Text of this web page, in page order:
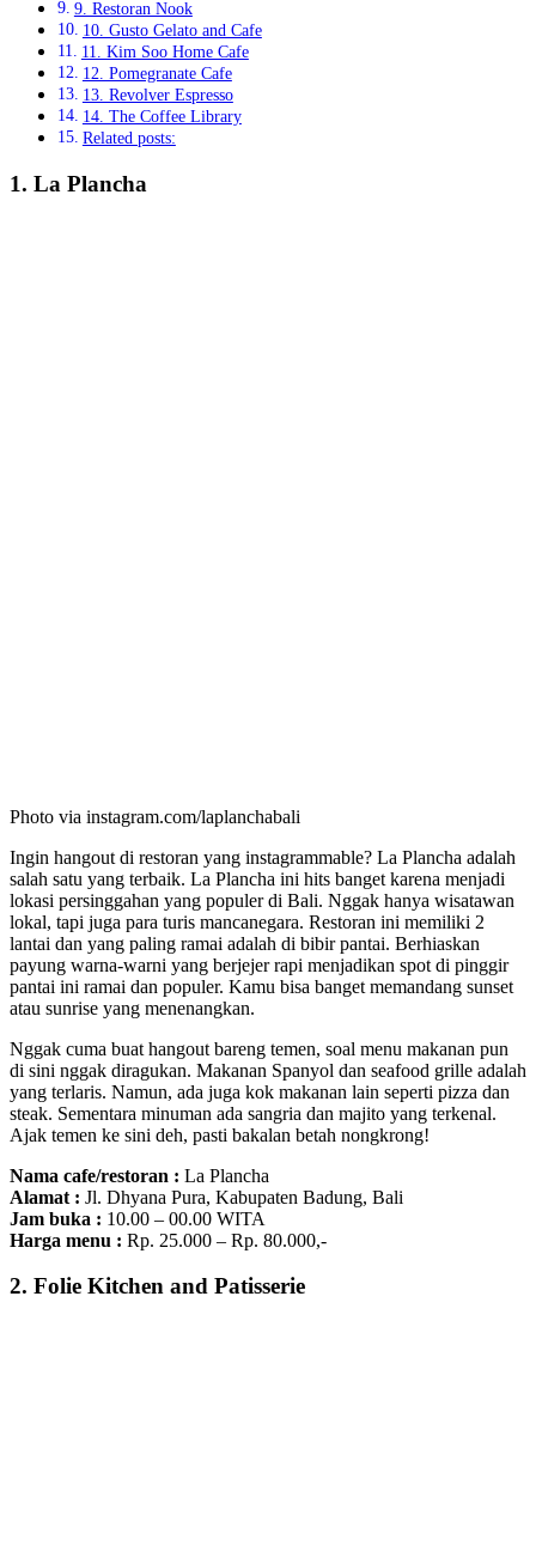
9. Restoran Nook
10. Gusto Gelato and Cafe
11. Kim Soo Home Cafe
12. Pomegranate Cafe
13. Revolver Espresso
14. The Coffee Library
Related posts:
1. La Plancha
Photo via instagram.com/laplanchabali
Ingin hangout di restoran yang instagrammable? La Plancha adalah
salah satu yang terbaik. La Plancha ini hits banget karena menjadi
lokasi persinggahan yang populer di Bali. Nggak hanya wisatawan
lokal, tapi juga para turis mancanegara. Restoran ini memiliki 2
lantai dan yang paling ramai adalah di bibir pantai. Berhiaskan
payung warna-warni yang berjejer rapi menjadikan spot di pinggir
pantai ini ramai dan populer. Kamu bisa banget memandang sunset
atau sunrise yang menenangkan.
Nggak cuma buat hangout bareng temen, soal menu makanan pun
di sini nggak diragukan. Makanan Spanyol dan seafood grille adalah
yang terlaris. Namun, ada juga kok makanan lain seperti pizza dan
steak. Sementara minuman ada sangria dan majito yang terkenal.
Ajak temen ke sini deh, pasti bakalan betah nongkrong!
Nama cafe/restoran : La Plancha
Alamat : Jl. Dhyana Pura, Kabupaten Badung, Bali
Jam buka : 10.00 – 00.00 WITA
Harga menu : Rp. 25.000 – Rp. 80.000,-
2. Folie Kitchen and Patisserie